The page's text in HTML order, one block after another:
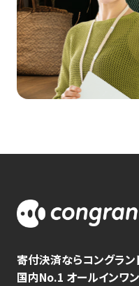
寄付決済ならコングラン
国内No.1 オールインワ